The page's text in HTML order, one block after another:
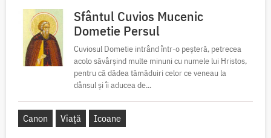
Sfântul Cuvios Mucenic
Dometie Persul
Cuviosul Dometie intrând într-o peșteră, petrecea
acolo săvârșind multe minuni cu numele lui Hristos,
pentru că dădea tămăduiri celor ce veneau la
dânsul și îi aducea de...
Canon Viață Icoane